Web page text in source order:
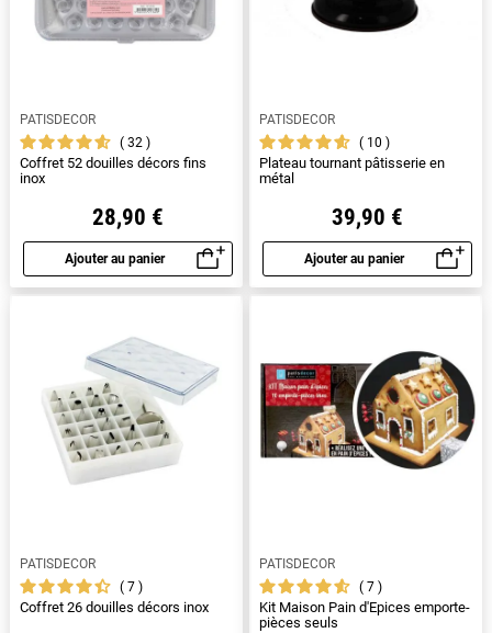
PATISDECOR
32
Coffret 52 douilles décors fins
inox
28,90 €
Ajouter au panier
Aperçu rapide
PATISDECOR
10
Plateau tournant pâtisserie en
métal
39,90 €
Ajouter au panier
Aperçu rapide
PATISDECOR
7
Coffret 26 douilles décors inox
PATISDECOR
7
Kit Maison Pain d'Epices emporte-
pièces seuls